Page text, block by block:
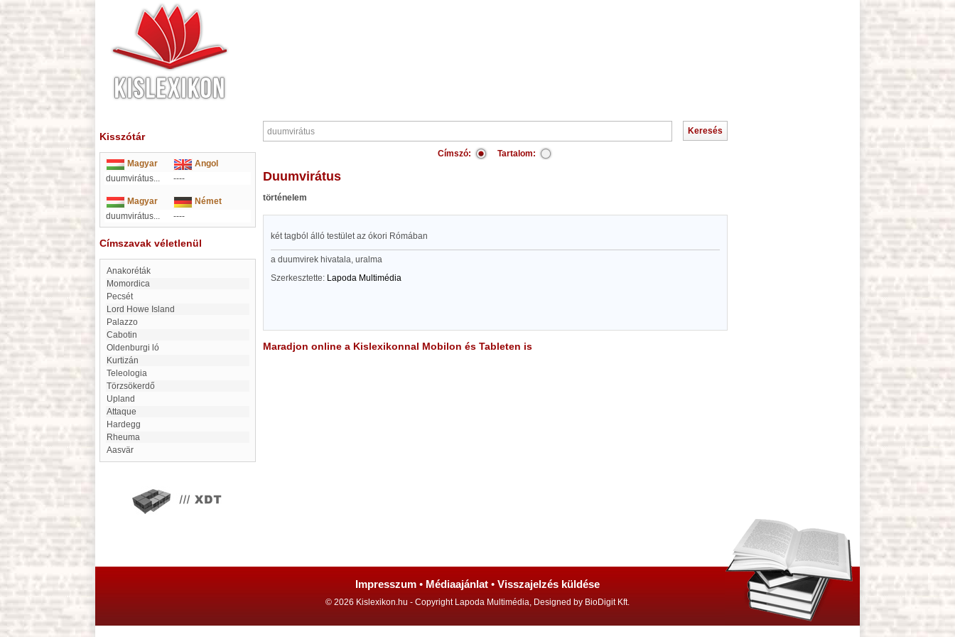
Kisszótár
Magyar
Angol
duumvirátus...
----
Magyar
Német
duumvirátus...
----
Címszavak véletlenül
Anakoréták
Momordica
Pecsét
Lord Howe Island
Palazzo
Cabotin
Oldenburgi ló
Kurtizán
Teleologia
Törzsökerdő
Upland
Attaque
Hardegg
Rheuma
Aasvär
Címszó: Tartalom:
duumvirátus
történelem
két tagból álló testület az ókori Rómában
a duumvirek hivatala, uralma
Szerkesztette: Lapoda Multimédia
Maradjon online a Kislexikonnal Mobilon és Tableten is
Impresszum • Médiaajánlat • Visszajelzés küldése
© 2026 Kislexikon.hu - Copyright Lapoda Multimédia, Designed by BioDigit Kft.